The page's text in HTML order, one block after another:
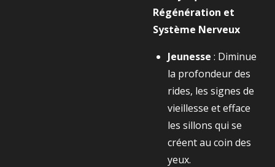
Régénération et
Système Nerveux
Jeunesse : Diminue
la profondeur des
rides, les signes de
vieillesse et efface
les sillons qui se
créent au coin des
yeux.